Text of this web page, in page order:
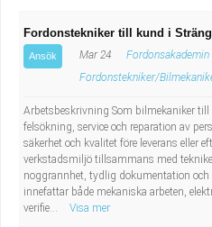
Fordonstekniker till kund i
Ansök Mar 24
Fordonsakademin
Fordonstekniker/
Arbetsbeskrivning Som bilmekaniker
felsökning, service och reparation av
säkerhet och kvalitet före leverans eller
verkstadsmiljö tillsammans med
noggrannhet, tydlig dokumentation
innefattar både mekaniska arbeten,
verifie...
Visa mer